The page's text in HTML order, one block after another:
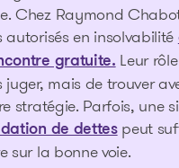
Chez Raymond
autorisés en insolvabilité
gratuite. Leur
juger, mais de trouver
stratégie. Parfois, une
de dettespeut
sur la bonne voie.